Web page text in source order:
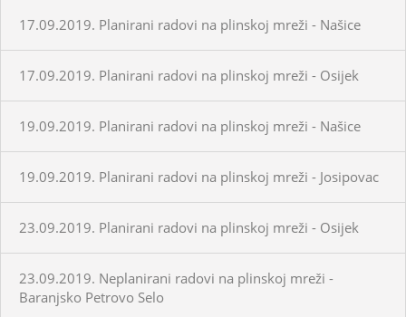
17.09.2019. Planirani radovi na plinskoj mreži - Našice
17.09.2019. Planirani radovi na plinskoj mreži - Osijek
19.09.2019. Planirani radovi na plinskoj mreži - Našice
19.09.2019. Planirani radovi na plinskoj mreži - Josipovac
23.09.2019. Planirani radovi na plinskoj mreži - Osijek
23.09.2019. Neplanirani radovi na plinskoj mreži -
Baranjsko Petrovo Selo